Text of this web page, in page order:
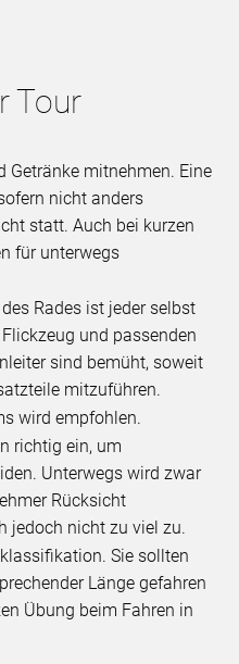
Tour
Getränke mitnehmen. Eine
nicht anders
statt. Auch bei kurzen
für unterwegs
Rades ist jeder selbst
und passenden
sind bemüht, soweit
mitzuführen.
wird empfohlen.
richtig ein, um
Unterwegs wird zwar
Rücksicht
jedoch nicht zu viel zu.
Sie sollten
Länge gefahren
Übung beim Fahren in